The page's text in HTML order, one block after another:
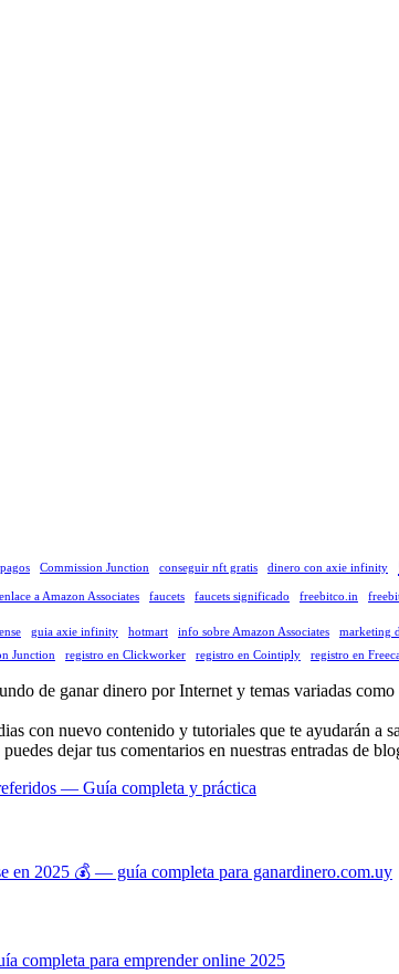
Commission Junction conseguir nft gratis dinero con axie infinity
enlace a Amazon Associates faucets faucets significado freebitco.in
guia axie infinity hotmart info sobre Amazon Associates marketing
Junction registro en Clickworker registro en Cointiply registro en
de ganar dinero por Internet y temas variadas
con nuevo contenido y tutoriales que te ayudarán a
dejar tus comentarios en nuestras entradas de
— Guía completa y práctica
en 2025 💰 — guía completa para ganardinero.com.uy
completa para emprender online 2025